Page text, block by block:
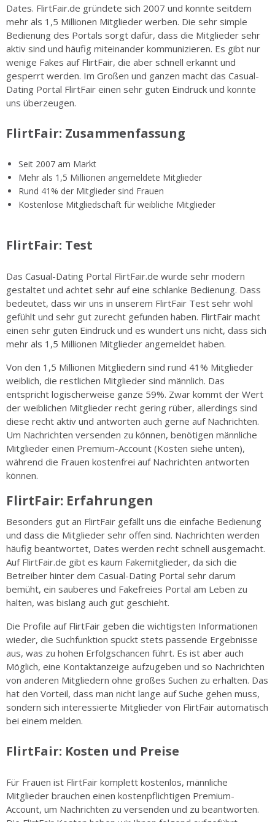
Dates. FlirtFair.de gründete sich 2007 und konnte seitdem
mehr als 1,5 Millionen Mitglieder werben. Die sehr simple
Bedienung des Portals sorgt dafür, dass die Mitglieder sehr
aktiv sind und häufig miteinander kommunizieren. Es gibt nur
wenige Fakes auf FlirtFair, die aber schnell erkannt und
gesperrt werden. Im Großen und ganzen macht das Casual-
Dating Portal FlirtFair einen sehr guten Eindruck und konnte
uns überzeugen.
FlirtFair: Zusammenfassung
Seit 2007 am Markt
Mehr als 1,5 Millionen angemeldete Mitglieder
Rund 41% der Mitglieder sind Frauen
Kostenlose Mitgliedschaft für weibliche Mitglieder
FlirtFair: Test
Das Casual-Dating Portal FlirtFair.de wurde sehr modern
gestaltet und achtet sehr auf eine schlanke Bedienung. Dass
bedeutet, dass wir uns in unserem FlirtFair Test sehr wohl
gefühlt und sehr gut zurecht gefunden haben. FlirtFair macht
einen sehr guten Eindruck und es wundert uns nicht, dass sich
mehr als 1,5 Millionen Mitglieder angemeldet haben.
Von den 1,5 Millionen Mitgliedern sind rund 41% Mitglieder
weiblich, die restlichen Mitglieder sind männlich. Das
entspricht logischerweise ganze 59%. Zwar kommt der Wert
der weiblichen Mitglieder recht gering rüber, allerdings sind
diese recht aktiv und antworten auch gerne auf Nachrichten.
Um Nachrichten versenden zu können, benötigen männliche
Mitglieder einen Premium-Account (Kosten siehe unten),
während die Frauen kostenfrei auf Nachrichten antworten
können.
FlirtFair: Erfahrungen
Besonders gut an FlirtFair gefällt uns die einfache Bedienung
und dass die Mitglieder sehr offen sind. Nachrichten werden
häufig beantwortet, Dates werden recht schnell ausgemacht.
Auf FlirtFair.de gibt es kaum Fakemitglieder, da sich die
Betreiber hinter dem Casual-Dating Portal sehr darum
bemüht, ein sauberes und Fakefreies Portal am Leben zu
halten, was bislang auch gut geschieht.
Die Profile auf FlirtFair geben die wichtigsten Informationen
wieder, die Suchfunktion spuckt stets passende Ergebnisse
aus, was zu hohen Erfolgschancen führt. Es ist aber auch
Möglich, eine Kontaktanzeige aufzugeben und so Nachrichten
von anderen Mitgliedern ohne großes Suchen zu erhalten. Das
hat den Vorteil, dass man nicht lange auf Suche gehen muss,
sondern sich interessierte Mitglieder von FlirtFair automatisch
bei einem melden.
FlirtFair: Kosten und Preise
Für Frauen ist FlirtFair komplett kostenlos, männliche
Mitglieder brauchen einen kostenpflichtigen Premium-
Account, um Nachrichten zu versenden und zu beantworten.